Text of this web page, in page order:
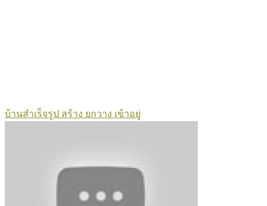
บ้านสำเร็จรูป สร้าง ยกวาง เข้าอยู่